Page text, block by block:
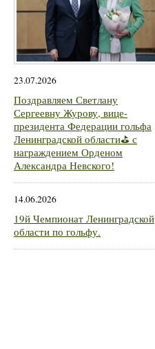
23.07.2026
Поздравляем Светлану
Сергеевну Журову, вице-
президента Федерации гольфа
Ленинградской области⛳ с
награждением Орденом
Александра Невского!
14.06.2026
19й Чемпионат Ленинградской
области по гольфу.